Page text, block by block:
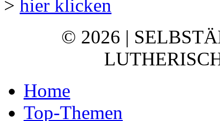
> hier klicken
© 2026 |
Home
Top-Themen